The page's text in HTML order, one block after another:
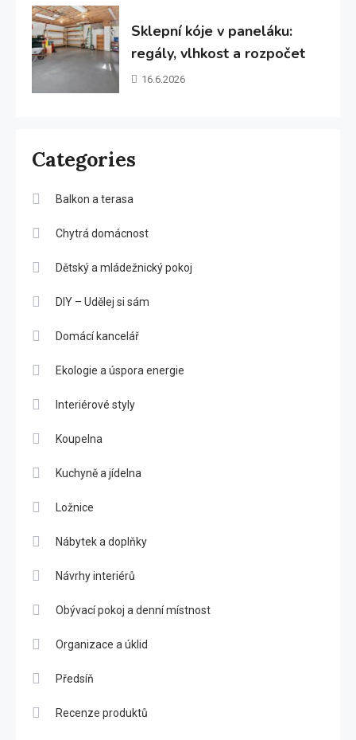
Sklepní kóje v paneláku:
regály, vlhkost a rozpočet
16.6.2026
Categories
Balkon a terasa
Chytrá domácnost
Dětský a mládežnický pokoj
DIY – Udělej si sám
Domácí kancelář
Ekologie a úspora energie
Interiérové styly
Koupelna
Kuchyně a jídelna
Ložnice
Nábytek a doplňky
Návrhy interiérů
Obývací pokoj a denní místnost
Organizace a úklid
Předsíň
Recenze produktů